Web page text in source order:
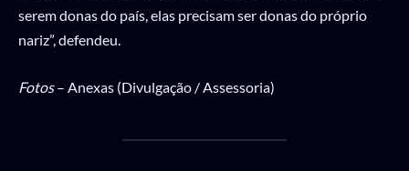
serem donas do país, elas precisam ser donas do próprio
nariz”, defendeu.
Fotos– Anexas (Divulgação / Assessoria)